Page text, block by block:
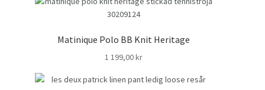
Matinique Polo BB Knit Heritage
1 199,00kr